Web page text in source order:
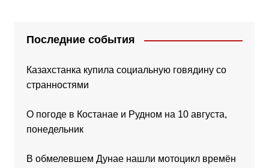
Последние события
Казахстанка купила социальную говядину со
странностями
О погоде в Костанае и Рудном на 10 августа,
понедельник
В обмелевшем Дунае нашли мотоцикл времён